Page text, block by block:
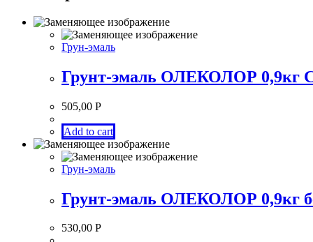
Грун-эмаль
Грунт-эмаль ОЛЕКОЛОР 0,9кг
505,00 Р
Add to cart
Грун-эмаль
Грунт-эмаль ОЛЕКОЛОР 0,9кг
530,00 Р